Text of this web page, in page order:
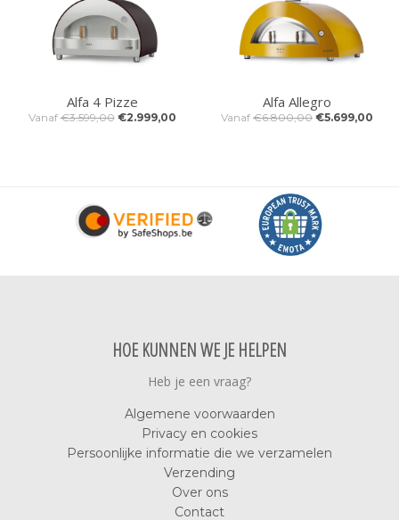
Alfa 4 Pizze
Vanaf €3.599,00 €2.999,00
Alfa Allegro
Vanaf €6.800,00 €5.699,00
HOE KUNNEN WE JE HELPEN
Heb je een vraag?
Algemene voorwaarden
Privacy en cookies
Persoonlijke informatie die we verzamelen
Verzending
Over ons
Contact